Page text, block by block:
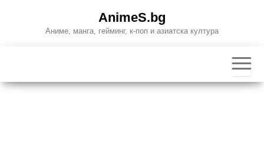
AnimeS.bg
Аниме, манга, гейминг, к-поп и азиатска култура